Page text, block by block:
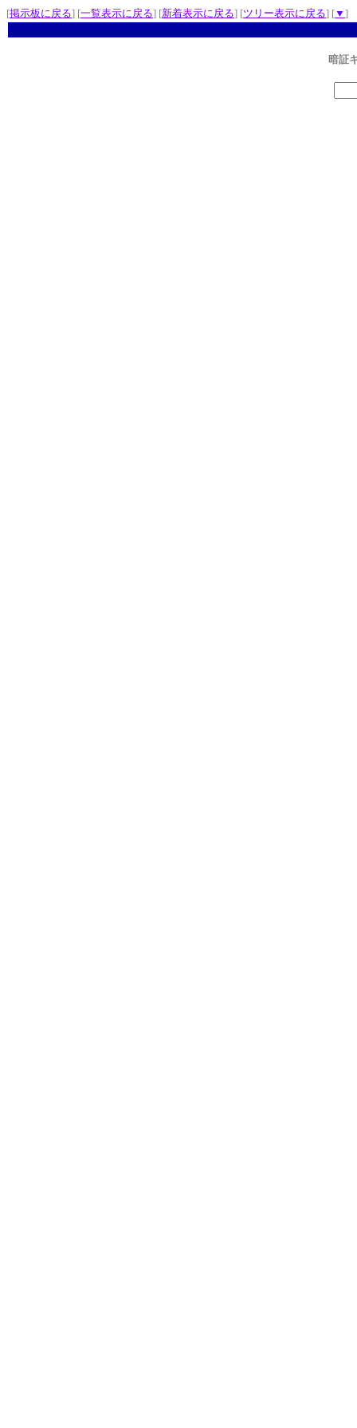
[掲示板に戻る] [一覧表示に戻る] [新着表示に戻る] [ツリー表示に戻る] [▼ ]
暗証